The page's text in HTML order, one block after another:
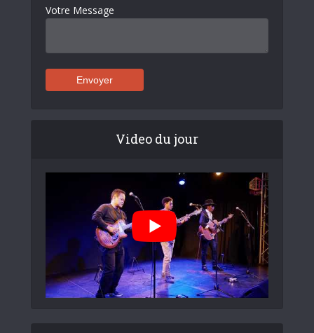
Votre Message
Video du jour